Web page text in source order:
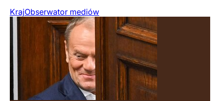
KrajObserwator mediów